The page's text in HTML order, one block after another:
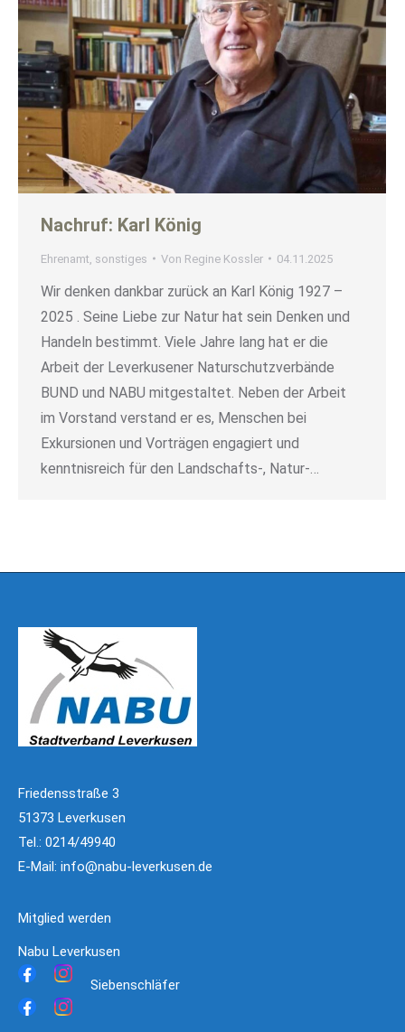
Nachruf: Karl König
Ehrenamt sonstiges Von Regine Kossler 04.11.2025
Wir denken dankbar zurück an Karl König 1927 –
2025 . Seine Liebe zur Natur hat sein Denken und
Handeln bestimmt. Viele Jahre lang hat er die
Arbeit der Leverkusener Naturschutzverbände
BUND und NABU mitgestaltet. Neben der Arbeit
im Vorstand verstand er es, Menschen bei
Exkursionen und Vorträgen engagiert und
kenntnisreich für den Landschafts-, Natur-…
Friedensstraße 3
51373 Leverkusen
Tel.: 0214/49940
E-Mail: info@nabu-leverkusen.de
Mitglied werden
Nabu Leverkusen
Siebenschläfer